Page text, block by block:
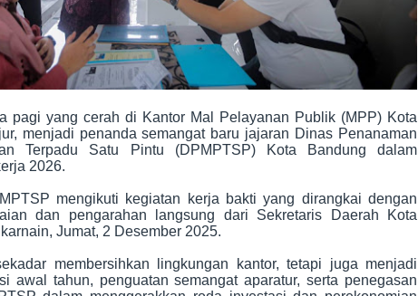
pagi yang cerah di Kantor Mal Pelayanan Publik (MPP) Kota
menjadi penanda semangat baru jajaran Dinas Penanaman
Terpadu Satu Pintu (DPMPTSP) Kota Bandung dalam
2026.
mengikuti kegiatan kerja bakti yang dirangkai dengan
dan pengarahan langsung dari Sekretaris Daerah Kota
Jumat, 2 Desember 2025.
membersihkan lingkungan kantor, tetapi juga menjadi
awal tahun, penguatan semangat aparatur, serta penegasan